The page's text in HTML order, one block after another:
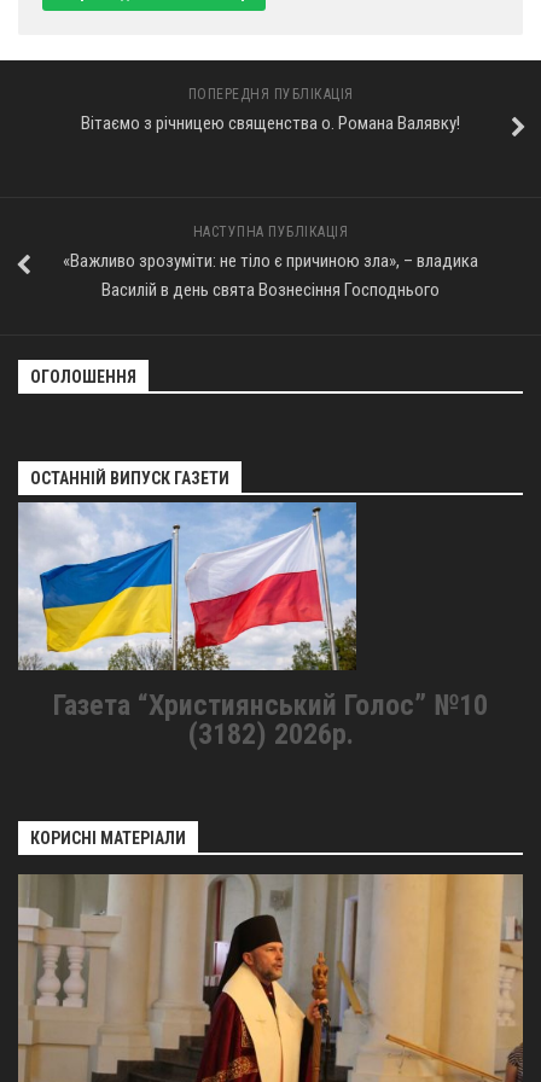
ПОПЕРЕДНЯ ПУБЛІКАЦІЯ
Вітаємо з річницею священства о. Романа Валявку!
НАСТУПНА ПУБЛІКАЦІЯ
«Важливо зрозуміти: не тіло є причиною зла», – владика
Василій в день свята Вознесіння Господнього
ОГОЛОШЕННЯ
ОСТАННІЙ ВИПУСК ГАЗЕТИ
Газета “Християнський Голос” №10
(3182) 2026р.
КОРИСНІ МАТЕРІАЛИ